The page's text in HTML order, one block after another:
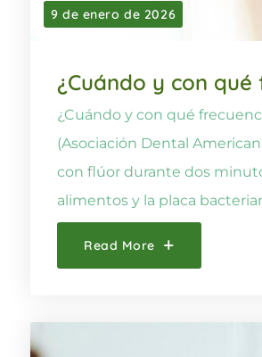
9 de enero de 2026
¿Cuándo y con
¿Cuándo y con qué
(Asociación Dental
con flúor durante dos
alimentos y la placa
Read More